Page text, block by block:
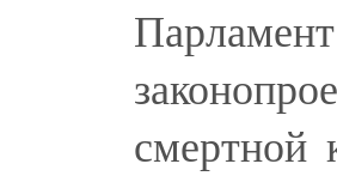
смертной